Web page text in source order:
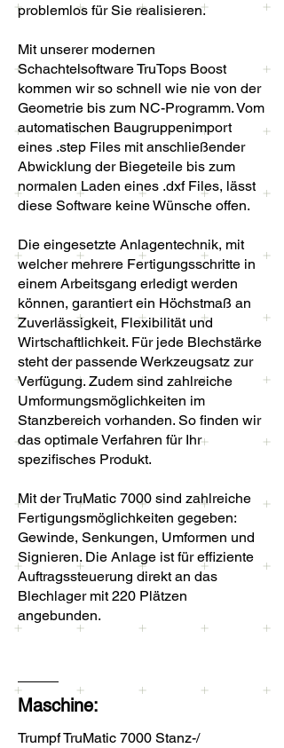
problemlos für Sie realisieren.
Mit unserer modernen
Schachtelsoftware TruTops Boost
kommen wir so schnell wie nie von der
Geometrie bis zum NC-Programm. Vom
automatischen Baugruppenimport
eines .step Files mit anschließender
Abwicklung der Biegeteile bis zum
normalen Laden eines .dxf Files, lässt
diese Software keine Wünsche offen.
Die eingesetzte Anlagentechnik, mit
welcher mehrere Fertigungsschritte in
einem Arbeitsgang erledigt werden
können, garantiert ein Höchstmaß an
Zuverlässigkeit, Flexibilität und
Wirtschaftlichkeit. Für jede Blechstärke
steht der passende Werkzeugsatz zur
Verfügung. Zudem sind zahlreiche
Umformungsmöglichkeiten im
Stanzbereich vorhanden. So finden wir
das optimale Verfahren für Ihr
spezifisches Produkt.
Mit der TruMatic 7000 sind zahlreiche
Fertigungsmöglichkeiten gegeben:
Gewinde, Senkungen, Umformen und
Signieren. Die Anlage ist für effiziente
Auftragssteuerung direkt an das
Blechlager mit 220 Plätzen
angebunden.
Maschine:
Trumpf TruMatic 7000 Stanz-/